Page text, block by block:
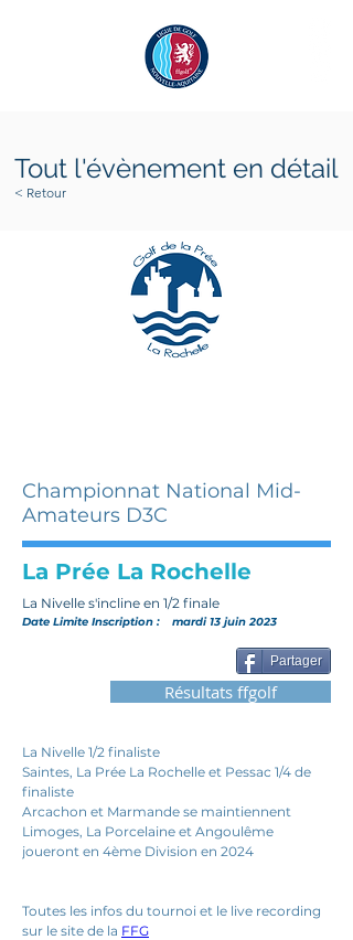
Tout l'évènement en détail
< Retour
Championnat National Mid-
Amateurs D3C
La Prée La Rochelle
La Nivelle s'incline en 1/2 finale
Date Limite Inscription : mardi 13 juin 2023
Partager
Résultats ffgolf
La Nivelle 1/2 finaliste
Saintes, La Prée La Rochelle et Pessac 1/4 de
finaliste
Arcachon et Marmande se maintiennent
Limoges, La Porcelaine et Angoulême
joueront en 4ème Division en 2024
Toutes les infos du tournoi et le live recording
sur le site de la FFG